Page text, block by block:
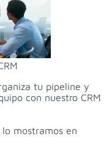
tu pipeline y
con nuestro CRM
mostramos en